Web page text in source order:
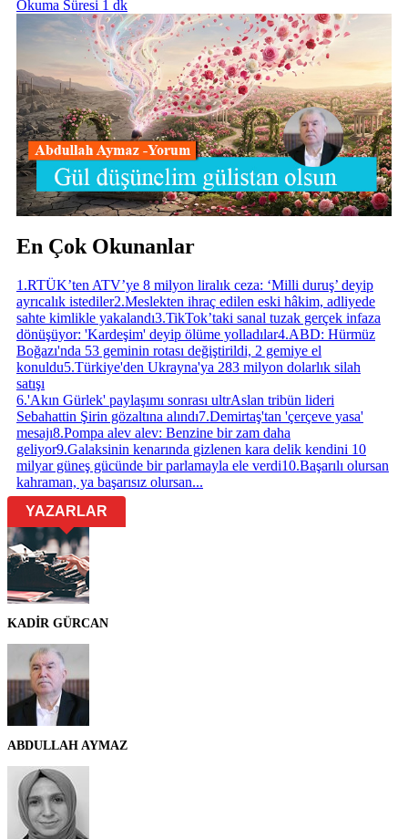
Okuma Süresi 1 dk
En Çok Okunanlar
1 .RTÜK’ten ATV’ye 8 milyon liralık ceza: ‘Milli duruş’ deyip
ayrıcalık istediler2.Meslekten ihraç edilen eski hâkim, adliyede
sahte kimlikle yakalandı3.TikTok’taki sanal tuzak gerçek infaza
dönüşüyor: 'Kardeşim' deyip ölüme yolladılar4.ABD: Hürmüz
Boğazı'nda 53 geminin rotası değiştirildi, 2 gemiye el
konuldu5.Türkiye'den Ukrayna'ya 283 milyon dolarlık silah
satışı
6.'Akın Gürlek' paylaşımı sonrası ultrAslan tribün lideri
Sebahattin Şirin gözaltına alındı7.Demirtaş'tan 'çerçeve yasa'
mesajı8.Pompa alev alev: Benzine bir zam daha
geliyor9.Galaksinin kenarında gizlenen kara delik kendini 10
milyar güneş gücünde bir parlamayla ele verdi10.Başarılı olursan
kahraman, ya başarısız olursan...
YAZARLAR
KADİR GÜRCAN
ABDULLAH AYMAZ